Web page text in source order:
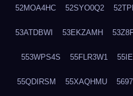
52MOA4HC 52SYO0Q2
53ATDBWI 53EKZAMH
553WPS4S 55FLR3W1
55QDIRSM 55XAQHMU